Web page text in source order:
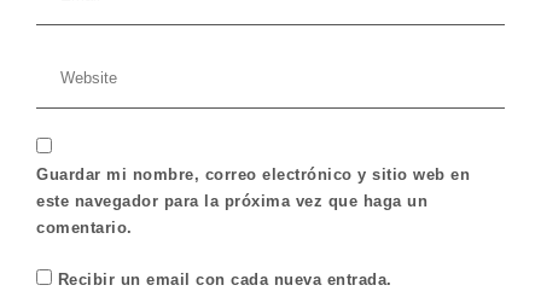
Guardar mi nombre, correo electrónico y sitio web en
este navegador para la próxima vez que haga un
comentario.
Recibir un email con cada nueva entrada.